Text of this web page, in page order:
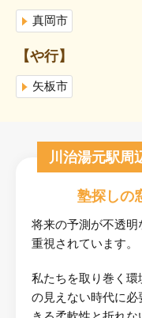
真岡市
【や行】
矢板市
川治湯元駅周
塾探しの
将来の予測が不透
重視されています。
私たちを取り巻く
の見えない時代に